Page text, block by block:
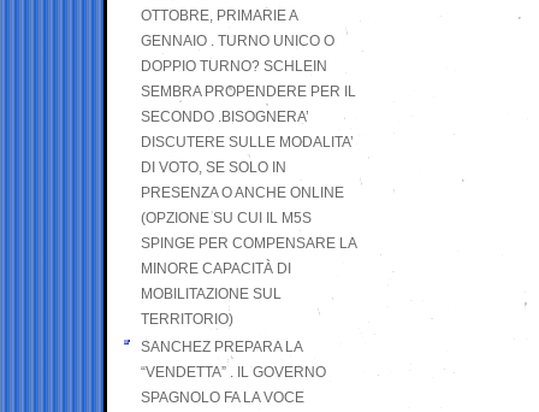
OTTOBRE, PRIMARIE A
GENNAIO . TURNO UNICO O
DOPPIO TURNO? SCHLEIN
SEMBRA PROPENDERE PER IL
SECONDO .BISOGNERA’
DISCUTERE SULLE MODALITA’
DI VOTO, SE SOLO IN
PRESENZA O ANCHE ONLINE
(OPZIONE SU CUI IL M5S
SPINGE PER COMPENSARE LA
MINORE CAPACITÀ DI
MOBILITAZIONE SUL
TERRITORIO)
SANCHEZ PREPARA LA
“VENDETTA” . IL GOVERNO
SPAGNOLO FA LA VOCE